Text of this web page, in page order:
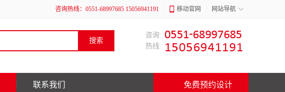
咨询热线：0551-68997685 15056941191 移动官网 网站导航
咨询
热线
联系我们 免费预约设计